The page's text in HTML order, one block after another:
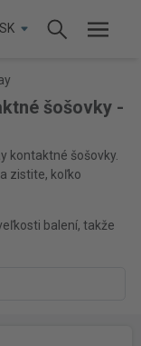
SK
šošovky -
kontaktné šošovky.
zistite, koľko
balení, takže